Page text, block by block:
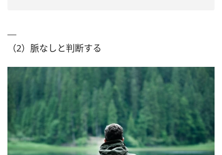
（2）脈なしと判断する